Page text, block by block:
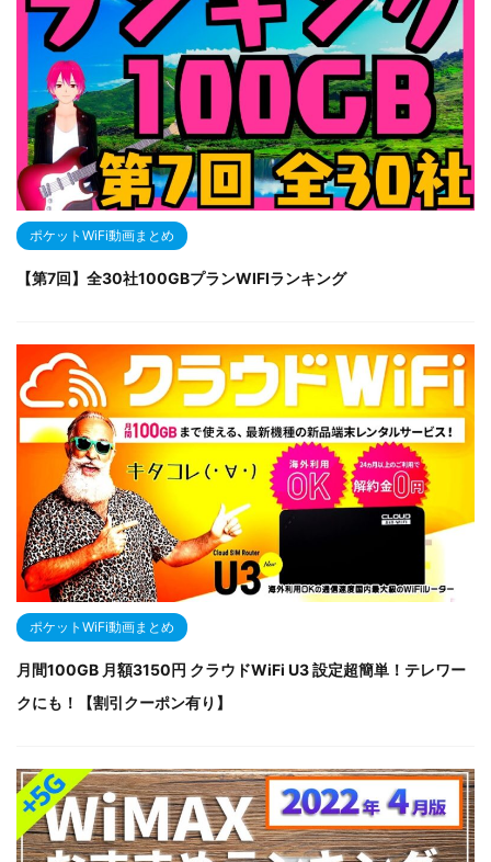
ポケットWiFi動画まとめ
【第7回】全30社100GBプランWIFIランキング
ポケットWiFi動画まとめ
月間100GB 月額3150円 クラウドWiFi U3 設定超簡単！テレワー
クにも！【割引クーポン有り】